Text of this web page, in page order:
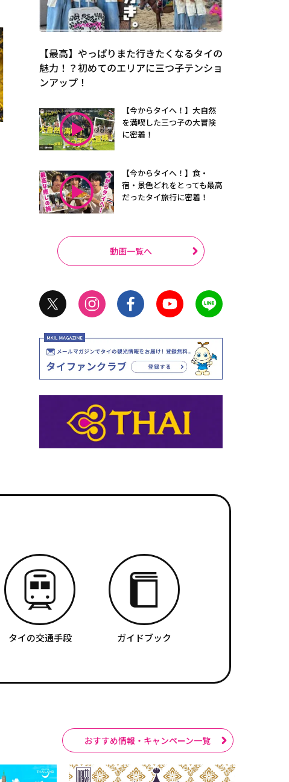
【最高】やっぱりまた行きたくなるタイの
魅力！？初めてのエリアに三つ子テンショ
ンアップ！
【今からタイへ！】大自然
を満喫した三つ子の大冒険
に密着！
【今からタイへ！】食・
宿・景色どれをとっても最高
だったタイ旅行に密着！
動画一覧へ
タイの交通手段 ガイドブック
おすすめ情報・キャンペーン一覧